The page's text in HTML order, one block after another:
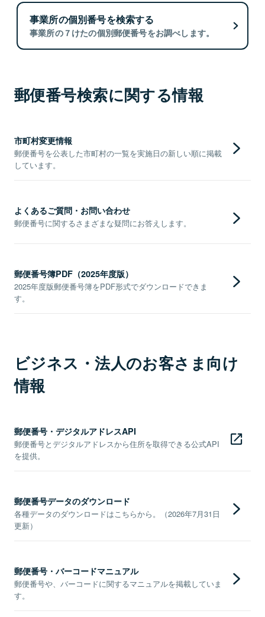
事業所の個別番号を検索する
事業所の７けたの個別郵便番号をお調べします。
郵便番号検索に関する情報
市町村変更情報
郵便番号を公表した市町村の一覧を実施日の新しい順に掲載
しています。
よくあるご質問・お問い合わせ
郵便番号に関するさまざまな疑問にお答えします。
郵便番号簿PDF（2025年度版）
2025年度版郵便番号簿をPDF形式でダウンロードできま
す。
ビジネス・法人のお客さま向け
情報
郵便番号・デジタルアドレスAPI
郵便番号とデジタルアドレスから住所を取得できる公式API
を提供。
郵便番号データのダウンロード
各種データのダウンロードはこちらから。（2026年7月31日
更新）
郵便番号・バーコードマニュアル
郵便番号や、バーコードに関するマニュアルを掲載していま
す。